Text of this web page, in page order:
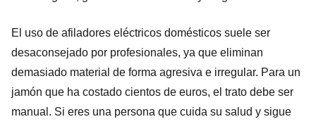
El uso de afiladores eléctricos domésticos suele ser
desaconsejado por profesionales, ya que eliminan
demasiado material de forma agresiva e irregular. Para un
jamón que ha costado cientos de euros, el trato debe ser
manual. Si eres una persona que cuida su salud y sigue